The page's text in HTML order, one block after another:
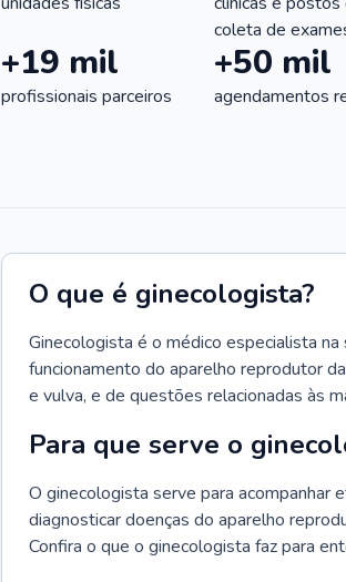
coleta de
+19 mil
profissionais parceiros
+50 mil
agendamentos
O que é ginecologista?
Ginecologista é o médico especialista
funcionamento do aparelho reprodutor
e vulva, e de questões relacionadas às
Para que serve o
O ginecologista serve para acompanhar
diagnosticar doenças do aparelho
Confira o que o ginecologista faz para